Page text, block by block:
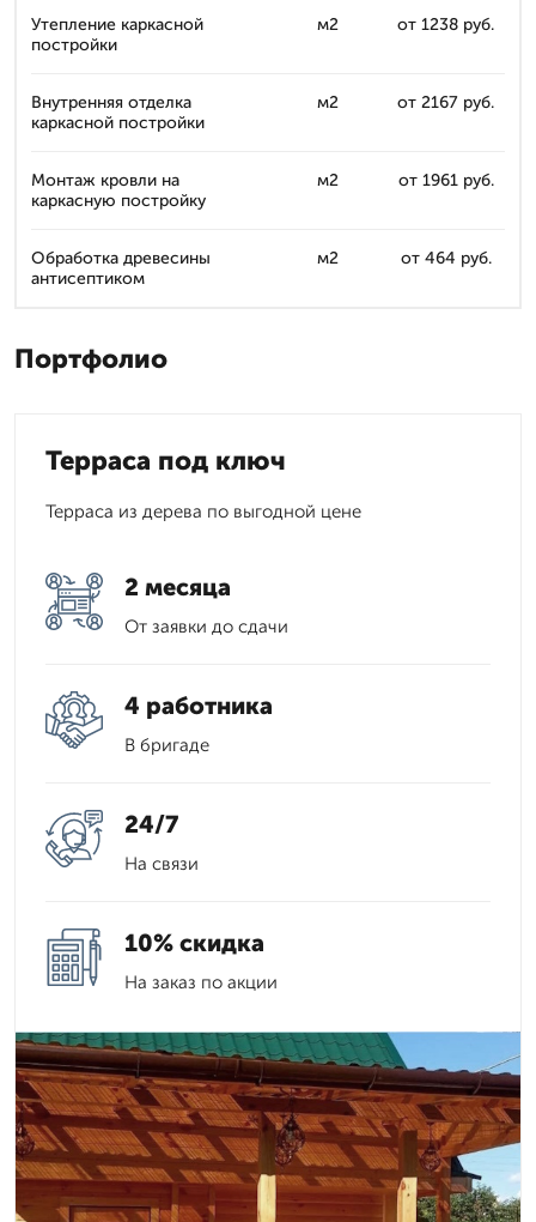
Утепление каркасной
постройки
м2 от 1238 руб.
Внутренняя отделка
каркасной постройки
м2 от 2167 руб.
Монтаж кровли на
каркасную постройку
м2 от 1961 руб.
Обработка древесины
антисептиком
м2 от 464 руб.
Портфолио
Терраса под ключ
Терраса из дерева по выгодной цене
2 месяца
От заявки до сдачи
4 работника
В бригаде
24/7
На связи
10% скидка
На заказ по акции